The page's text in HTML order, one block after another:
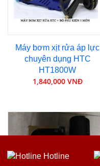
Hotline
Máy bơm xịt rửa áp lực
chuyên dụng HTC
HT1800W
1,840,000 VNĐ